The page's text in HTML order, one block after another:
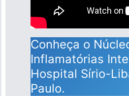
Conheça o
Inflamatórias
Hospital Sírio-
Paulo.